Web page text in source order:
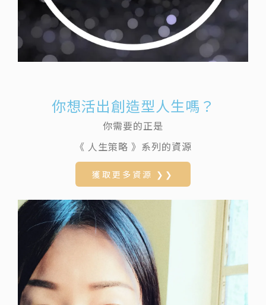
你想活出創造型人生嗎？
你需要的正是
《 人生策略 》系列的資源
獲取更多資源 ❯❯